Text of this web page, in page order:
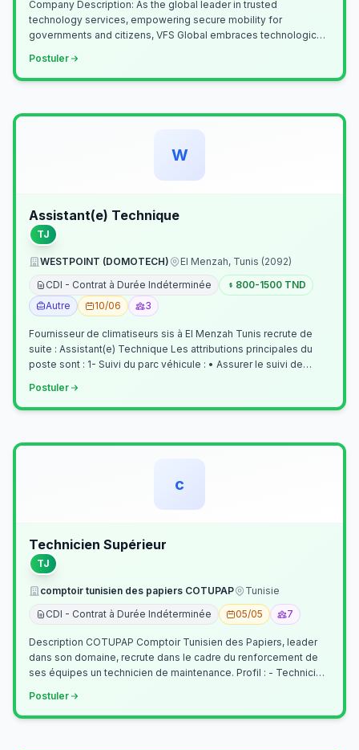
Company Description: As the global leader in trusted
technology services, empowering secure mobility for
governments and citizens, VFS Global embraces technological
Postuler
W
Assistant(e) Technique
TJ
WESTPOINT (DOMOTECH)
El Menzah, Tunis (2092)
CDI - Contrat à Durée Indéterminée
800-1500 TND
Autre
10/06 3
Fournisseur de climatiseurs sis à El Menzah Tunis recrute de
suite : Assistant(e) Technique Les attributions principales du
poste sont : 1- Suivi du parc véhicule : • Assurer le suivi de
Postuler
c
Technicien Supérieur
TJ
comptoir tunisien des papiers COTUPAP
Tunisie
CDI - Contrat à Durée Indéterminée
05/05 7
Description COTUPAP Comptoir Tunisien des Papiers, leader
dans son domaine, recrute dans le cadre du renforcement de
ses équipes un technicien de maintenance. Profil : - Technicien
Postuler